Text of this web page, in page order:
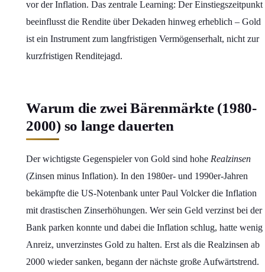
vor der Inflation. Das zentrale Learning: Der Einstiegszeitpunkt
beeinflusst die Rendite über Dekaden hinweg erheblich – Gold
ist ein Instrument zum langfristigen Vermögenserhalt, nicht zur
kurzfristigen Renditejagd.
Warum die zwei Bärenmärkte (1980-
2000) so lange dauerten
Der wichtigste Gegenspieler von Gold sind hohe Realzinsen
(Zinsen minus Inflation). In den 1980er- und 1990er-Jahren
bekämpfte die US-Notenbank unter Paul Volcker die Inflation
mit drastischen Zinserhöhungen. Wer sein Geld verzinst bei der
Bank parken konnte und dabei die Inflation schlug, hatte wenig
Anreiz, unverzinstes Gold zu halten. Erst als die Realzinsen ab
2000 wieder sanken, begann der nächste große Aufwärtstrend.